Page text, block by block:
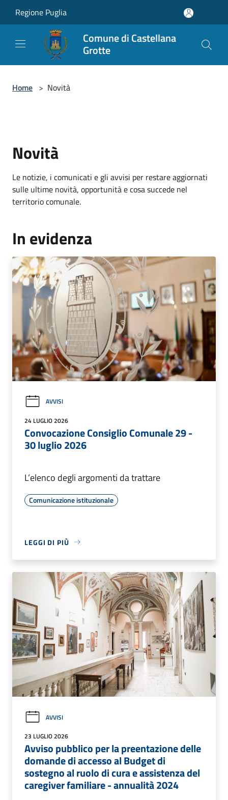
Regione Puglia
Comune di Castellana
Grotte
Home > Novità
Novità
Le notizie, i comunicati e gli avvisi per restare aggiornati
sulle ultime novità, opportunità e cosa succede nel
territorio comunale.
In evidenza
AVVISI
24 LUGLIO 2026
Convocazione Consiglio Comunale 29 -
30 luglio 2026
L’elenco degli argomenti da trattare
Comunicazione istituzionale
LEGGI DI PIÙ
AVVISI
23 LUGLIO 2026
Avviso pubblico per la preentazione delle
domande di accesso al Budget di
sostegno al ruolo di cura e assistenza del
caregiver familiare - annualità 2024